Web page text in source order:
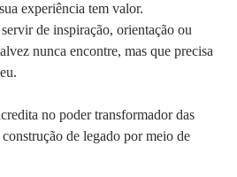
experiência tem valor.
de inspiração, orientação ou
nunca encontre, mas que precisa
no poder transformador das
de legado por meio de